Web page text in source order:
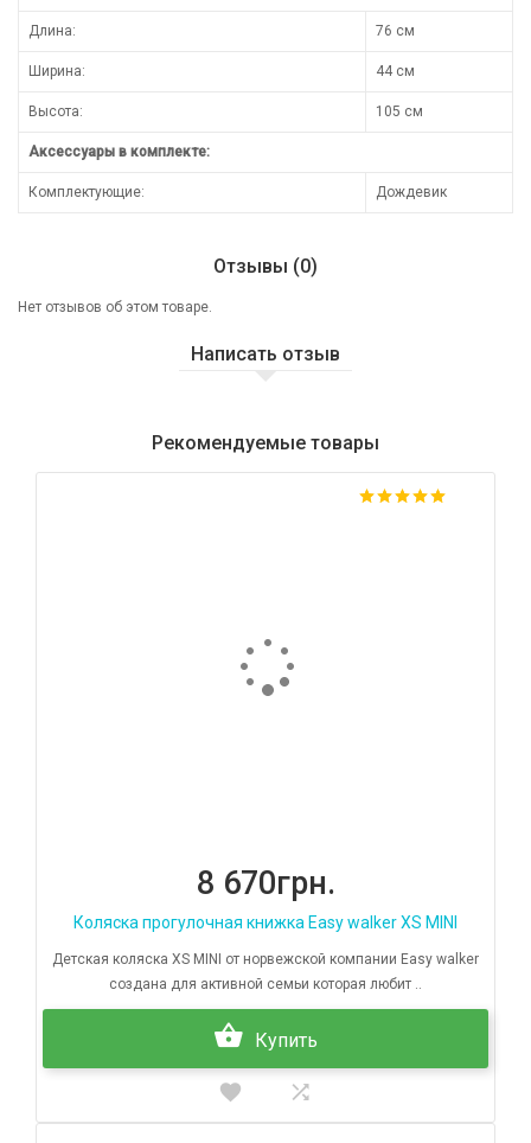
Длина: 76 см
Ширина: 44 см
Высота: 105 см
Аксессуары в комплекте:
Комплектующие: Дождевик
Отзывы (0)
Нет отзывов об этом товаре.
Написать отзыв
Рекомендуемые товары
8 670грн.
Коляска прогулочная книжка Easy walker XS MINI
Детская коляска XS MINI от норвежской компании Easy walker
создана для активной семьи которая любит ..
Купить